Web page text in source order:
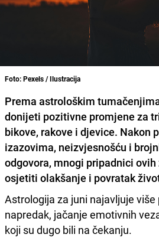
Foto: Pexels / Ilustracija
Prema astrološkim
donijeti pozitivne promjene za
bikove, rakove i djevice. Nakon
izazovima, neizvjesnošću i
odgovora, mnogi pripadnici
osjetiti olakšanje i povratak
Astrologija za juni najavljuje više
napredak, jačanje emotivnih
koji su dugo bili na čekanju.